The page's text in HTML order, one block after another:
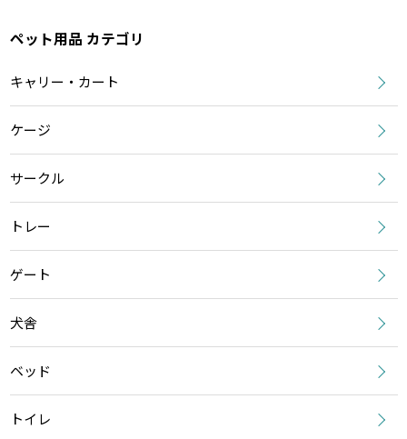
ペット用品 カテゴリ
キャリー・カート
ケージ
サークル
トレー
ゲート
犬舎
ベッド
トイレ